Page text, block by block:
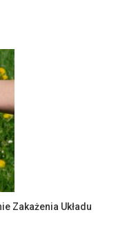
Zakażenia Układu